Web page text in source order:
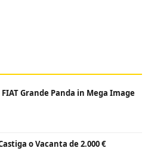
Grande Panda in Mega Image
o Vacanta de 2.000 €